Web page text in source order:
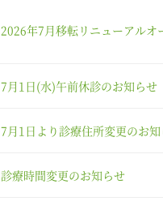
2026年7月移転リニューアルオ
7月1日(水)午前休診のお知らせ
7月1日より診療住所変更のお
診療時間変更のお知らせ